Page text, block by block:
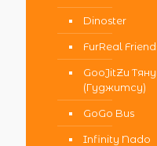
Dinoster
FurReal
GooJitZu
(Гуджитсу)
GoGo Bus
Infinity Nado